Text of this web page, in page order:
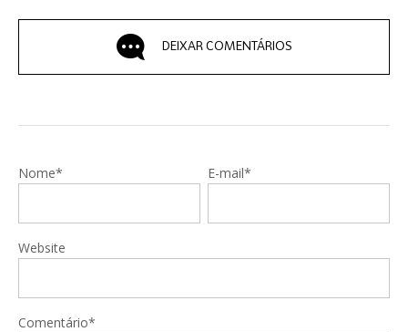
DEIXAR COMENTÁRIOS
Nome* E-mail*
Website
Comentário*